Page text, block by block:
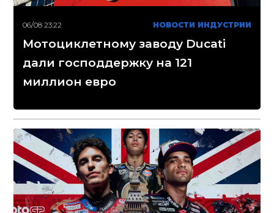
06/08 23:22 НОВОСТИ ИНДУСТРИИ
Мотоциклетному заводу Ducati
дали господдержку на 121
миллион евро